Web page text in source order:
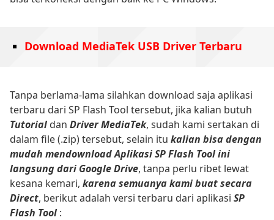
Download MediaTek USB Driver Terbaru
Tanpa berlama-lama silahkan download saja aplikasi
terbaru dari SP Flash Tool tersebut, jika kalian butuh
Tutorial dan Driver MediaTek, sudah kami sertakan di
dalam file (.zip) tersebut, selain itu kalian bisa dengan
mudah mendownload Aplikasi SP Flash Tool ini
langsung dari Google Drive, tanpa perlu ribet lewat
kesana kemari, karena semuanya kami buat secara
Direct, berikut adalah versi terbaru dari aplikasi SP
Flash Tool :